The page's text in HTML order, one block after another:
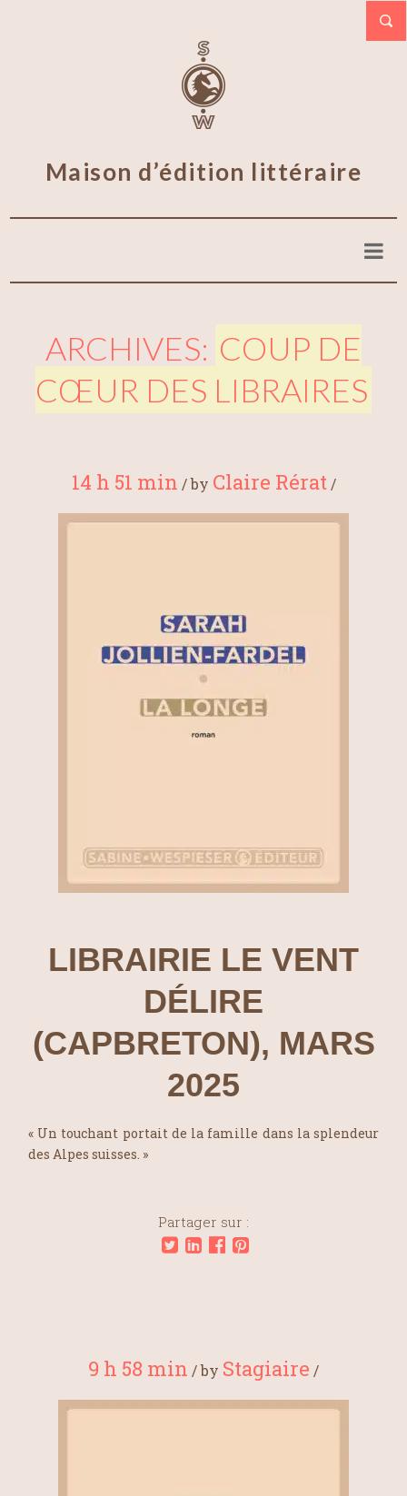
Maison d’édition littéraire
ARCHIVES: COUP DE
CŒUR DES LIBRAIRES
14 h 51 min /by Claire Rérat /
LIBRAIRIE LE VENT
DÉLIRE
(CAPBRETON), MARS
2025
« Un touchant portait de la famille dans la splendeur
des Alpes suisses. »
Partager sur :
9 h 58 min /by Stagiaire /